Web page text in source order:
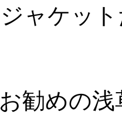
ャケッ
勧めの